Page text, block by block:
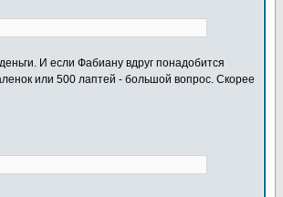
И если Фабиану вдруг понадобится
или 500 лаптей - большой вопрос. Скорее